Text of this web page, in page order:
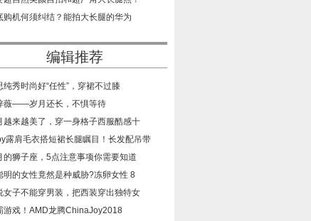
购机何须纠结？能拍大长腿的华为
编辑推荐
纯秀时尚好“任性”，穿裙不过膝
薇——岁月还长，不惧等待
越来越美了，穿一身格子西服酷感十
露肩毛衣搭短裙长腿瞩目！长发配吊带
的狮子座，5点注意事项你需要知道
明的女性竟然是种威胁?冻卵女性 8
女子不能穿男装，把西装穿出独特女
游戏！AMD龙腾ChinaJoy2018